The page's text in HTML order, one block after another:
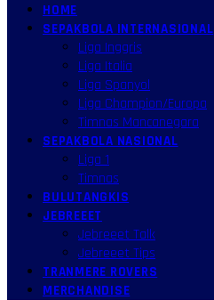
HOME
SEPAKBOLA INTERNASIONAL
Liga Inggris
Liga Italia
Liga Spanyol
Liga Champion/Europa
Timnas Mancanegara
SEPAKBOLA NASIONAL
Liga 1
Timnas
BULUTANGKIS
JEBREEET
Jebreeet Talk
Jebreeet Tips
TRANMERE ROVERS
MERCHANDISE